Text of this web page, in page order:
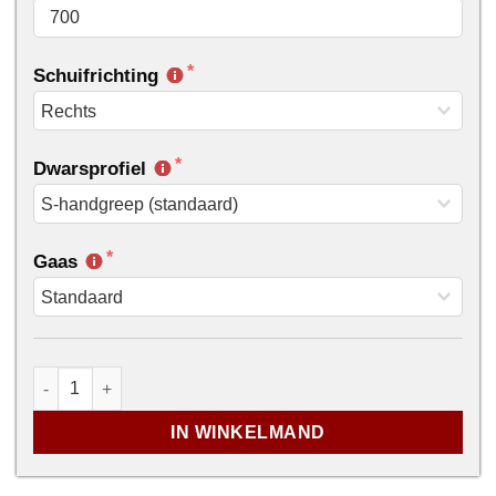
Schuifrichting
Dwarsprofiel
Gaas
Standaard schuifvliegendeur aantal
IN WINKELMAND